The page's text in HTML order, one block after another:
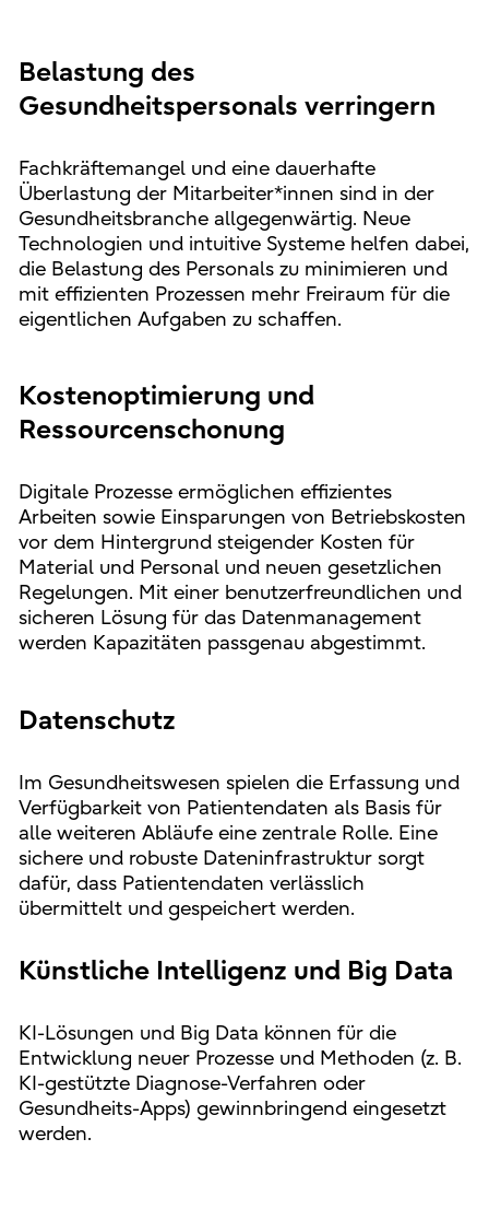
Belastung des
Gesundheitspersonals verringern
Fachkräftemangel und eine dauerhafte
Überlastung der Mitarbeiter*innen sind in der
Gesundheitsbranche allgegenwärtig. Neue
Technologien und intuitive Systeme helfen dabei,
die Belastung des Personals zu minimieren und
mit effizienten Prozessen mehr Freiraum für die
eigentlichen Aufgaben zu schaffen.
Kostenoptimierung und
Ressourcenschonung
Digitale Prozesse ermöglichen effizientes
Arbeiten sowie Einsparungen von Betriebskosten
vor dem Hintergrund steigender Kosten für
Material und Personal und neuen gesetzlichen
Regelungen. Mit einer benutzerfreundlichen und
sicheren Lösung für das Datenmanagement
werden Kapazitäten passgenau abgestimmt.
Datenschutz
Im Gesundheitswesen spielen die Erfassung und
Verfügbarkeit von Patientendaten als Basis für
alle weiteren Abläufe eine zentrale Rolle. Eine
sichere und robuste Dateninfrastruktur sorgt
dafür, dass Patientendaten verlässlich
übermittelt und gespeichert werden.
Künstliche Intelligenz und Big Data
KI-Lösungen und Big Data können für die
Entwicklung neuer Prozesse und Methoden (z. B.
KI-gestützte Diagnose-Verfahren oder
Gesundheits-Apps) gewinnbringend eingesetzt
werden.